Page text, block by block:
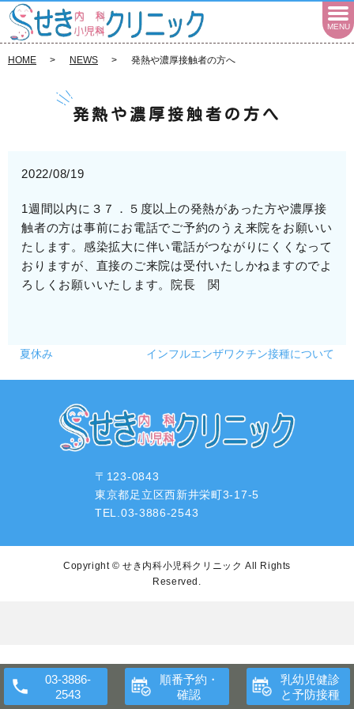
MENU
HOME NEWS 発熱や濃厚接触者の方へ
発熱や濃厚接触者の方へ
2022/08/19
1週間以内に３７．５度以上の発熱があった方や濃厚接
触者の方は事前にお電話でご予約のうえ来院をお願いい
たします。感染拡大に伴い電話がつながりにくくなって
おりますが、直接のご来院は受付いたしかねますのでよ
ろしくお願いいたします。院長 関
夏休み インフルエンザワクチン接種について
順番予約・
確認
乳幼児健診
と予防接種
〒123-0843
東京都足立区西新井栄町3-17-5
TEL.03-3886-2543
Copyright ©せき内科小児科クリニック All Rights
Reserved.